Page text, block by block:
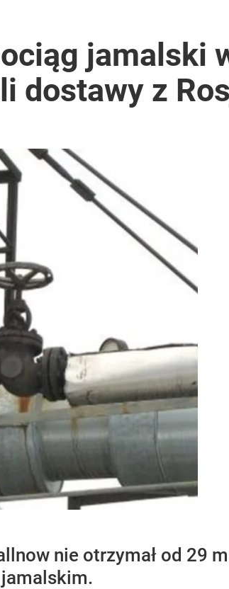
jamalski
dostawy z
nie otrzymał od 29